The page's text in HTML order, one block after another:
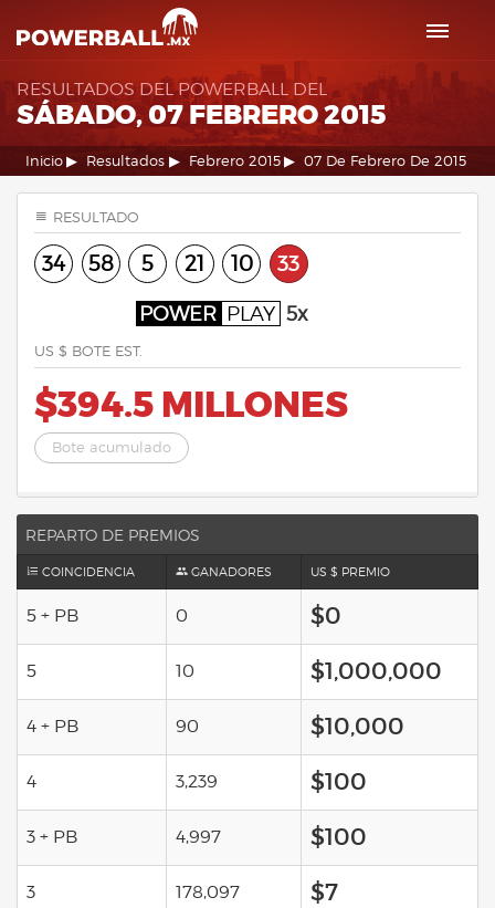
RESULTADOS DEL POWERBALL DEL
SÁBADO, 07 FEBRERO 2015
Inicio Resultados Febrero 2015 07 De Febrero De 2015
RESULTADO
34 58 5 21 10 33
POWER PLAY 5x
US $ BOTE EST.
$394.5 MILLONES
Bote acumulado
REPARTO DE PREMIOS
COINCIDENCIA GANADORES US $ PREMIO
5 + PB 0 $0
5 10 $1,000,000
4 + PB 90 $10,000
4 3,239 $100
3 + PB 4,997 $100
3 178,097 $7